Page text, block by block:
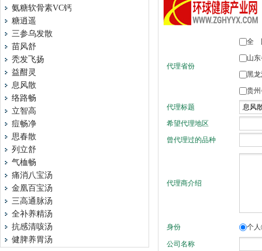
氨糖软骨素VC钙
糖逍遥
三参乌发散
苗风舒
秃发飞扬
益酣灵
息风散
络路畅
立智高
痘畅净
思春散
列立舒
气桖畅
痛消八宝汤
金凰百宝汤
三高通脉汤
全补养精汤
抗感清咳汤
健脾养胃汤